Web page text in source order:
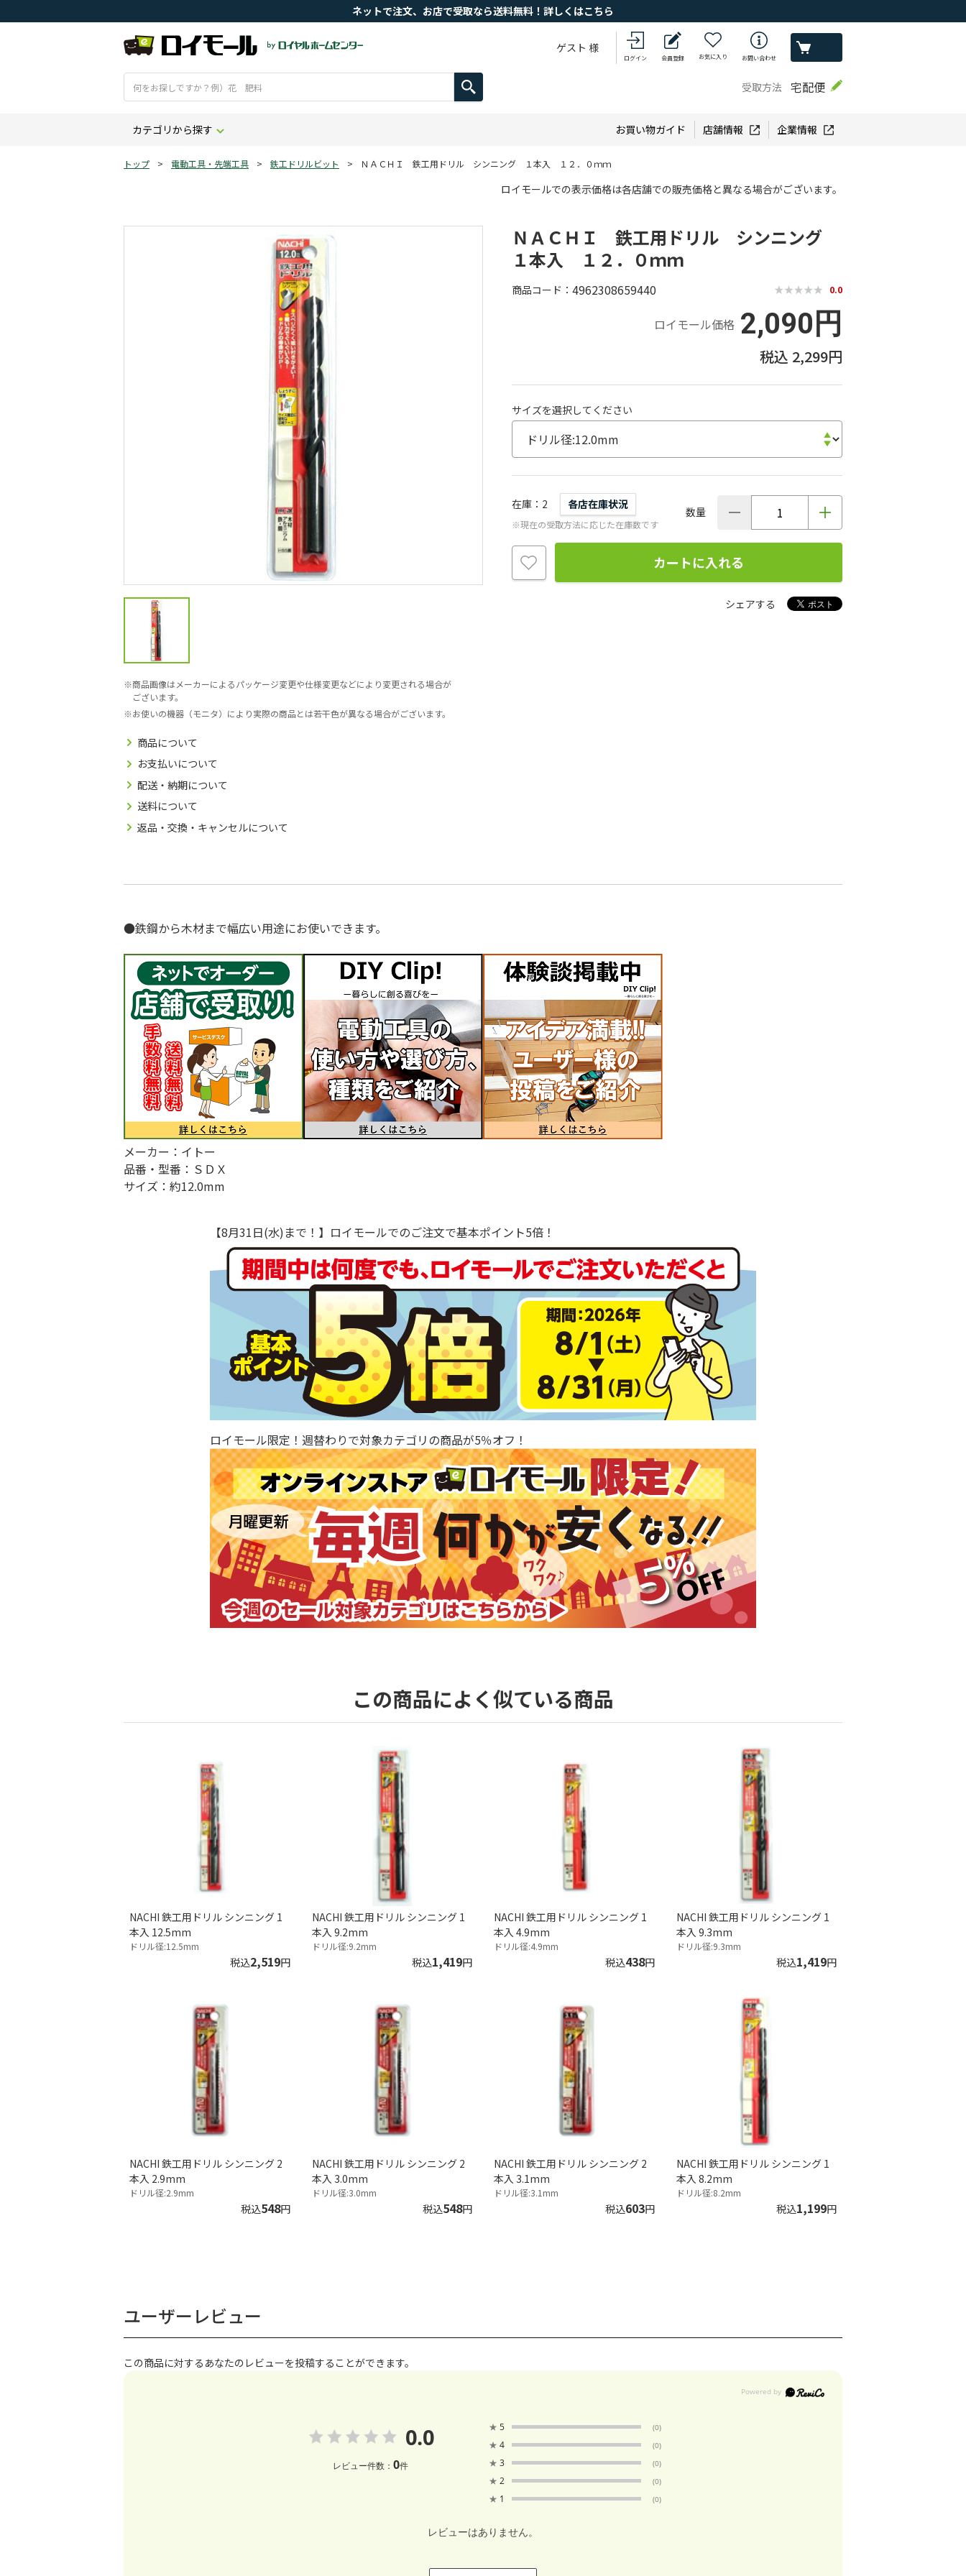
ネットで注文、お店で受取なら送料無料！詳しくはこちら
ゲスト 様
ログイン 会員登録 お気に入り お問い合わせ
受取方法 宅配便
カテゴリから探す お買い物ガイド 店舗情報 企業情報
トップ > 電動工具・先端工具 > 鉄工ドリルビット > ＮＡＣＨＩ 鉄工用ドリル シンニング １本入 １２．０ｍｍ
ロイモールでの表示価格は各店舗での販売価格と異なる場合がございます。
商品画像はメーカーによるパッケージ変更や仕様変更などにより変更される場合が
ございます。
お使いの機器（モニタ）により実際の商品とは若干色が異なる場合がございます。
商品について
お支払いについて
配送・納期について
送料について
返品・交換・キャンセルについて
ＮＡＣＨＩ 鉄工用ドリル シンニング
１本入 １２．０ｍｍ
商品コード 4962308659440 0.0
ロイモール価格 2,090円
2,299円
サイズを選択してください
在庫 2 各店在庫状況
※現在の受取方法に応じた在庫数です
数量
カートに入れる
シェアする
●鉄鋼から木材まで幅広い用途にお使いできます。
メーカー：イトー
品番・型番：ＳＤＸ
サイズ：約12.0mm
【8月31日(水)まで！】ロイモールでのご注文で基本ポイント5倍！
ロイモール限定！週替わりで対象カテゴリの商品が5％オフ！
この商品によく似ている商品
NACHI 鉄工用ドリル シンニング 1
本入 12.5mm
ドリル径:12.5mm
税込2,519円
NACHI 鉄工用ドリル シンニング 1
本入 9.2mm
ドリル径:9.2mm
税込1,419円
NACHI 鉄工用ドリル シンニング 1
本入 4.9mm
ドリル径:4.9mm
税込438円
NACHI 鉄工用ドリル シンニング 1
本入 9.3mm
ドリル径:9.3mm
税込1,419円
NACHI 鉄工用ドリル シンニング 2
本入 2.9mm
ドリル径:2.9mm
税込548円
NACHI 鉄工用ドリル シンニング 2
本入 3.0mm
ドリル径:3.0mm
税込548円
NACHI 鉄工用ドリル シンニング 2
本入 3.1mm
ドリル径:3.1mm
税込603円
NACHI 鉄工用ドリル シンニング 1
本入 8.2mm
ドリル径:8.2mm
税込1,199円
ユーザーレビュー
この商品に対するあなたのレビューを投稿することができます。
0.0
レビュー件数： 0件
★ 5 (0)
★ 4 (0)
★ 3 (0)
★ 2 (0)
★ 1 (0)
レビューはありません。